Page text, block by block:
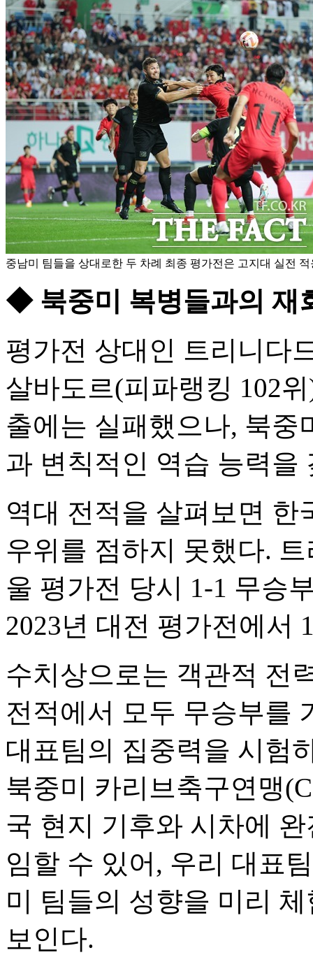
중남미 팀들을 상대로한 두 차례 최종 평가전은 고지대 실전
◆ 북중미 복병들과의 재
평가전 상대인 트리니다
살바도르(피파랭킹 102
출에는 실패했으나, 북중
과 변칙적인 역습 능력을
역대 전적을 살펴보면 한
우위를 점하지 못했다.
울 평가전 당시 1-1 무승
2023년 대전 평가전에서
수치상으로는 객관적 전
전적에서 모두 무승부를
대표팀의 집중력을 시험
북중미 카리브축구연맹
국 현지 기후와 시차에
임할 수 있어, 우리 대표
미 팀들의 성향을 미리
보인다.